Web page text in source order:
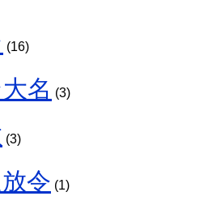
(16)
名 (3)
(3)
令 (1)